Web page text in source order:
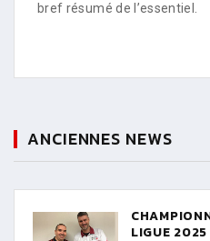
bref résumé de l’essentiel.
ANCIENNES NEWS
LIGUE